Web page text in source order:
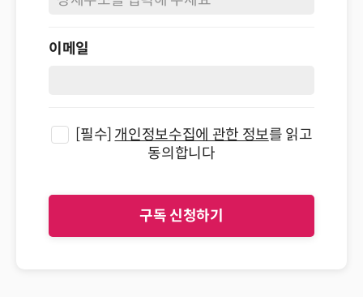
이메일
[필수] 개인정보수집에 관한 정보를 읽고
동의합니다